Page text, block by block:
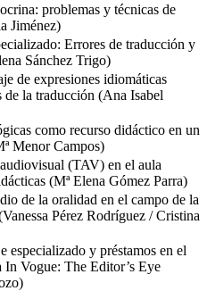
problemas y técnicas de
Jiménez)
Errores de traducción y
Sánchez Trigo)
de expresiones idiomáticas
de la traducción (Ana Isabel
como recurso didáctico en un
Menor Campos)
(TAV) en el aula
(Mª Elena Gómez Parra)
de la oralidad en el campo de la
Pérez Rodríguez / Cristina
especializado y préstamos en el
In Vogue: The Editor’s Eye